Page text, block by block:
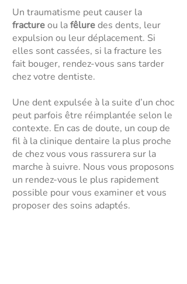
Un traumatisme peut causer la
fractureou lafêluredes dents, leur
expulsion ou leur déplacement. Si
elles sont cassées, si la fracture les
fait bouger, rendez-vous sans tarder
chez votre dentiste.
Une dent expulsée à la suite d’un choc
peut parfois être réimplantée selon le
contexte. En cas de doute, un coup de
fil à la clinique dentaire la plus proche
de chez vous vous rassurera sur la
marche à suivre. Nous vous proposons
un rendez-vous le plus rapidement
possible pour vous examiner et vous
proposer des soins adaptés.